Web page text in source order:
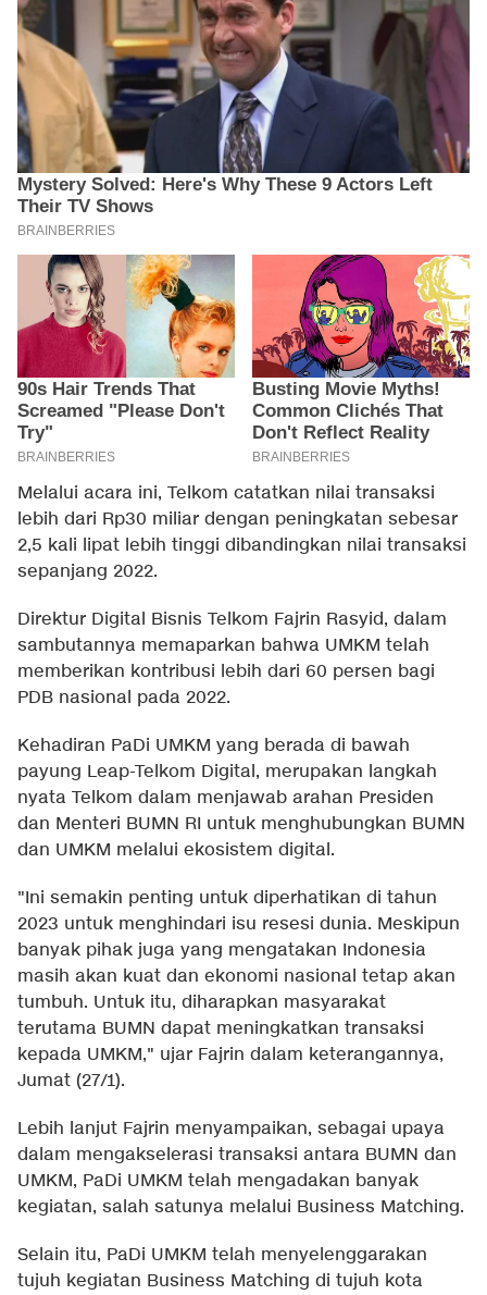
Melalui acara ini, Telkom catatkan nilai transaksi
lebih dari Rp30 miliar dengan peningkatan sebesar
2,5 kali lipat lebih tinggi dibandingkan nilai transaksi
sepanjang 2022.
Direktur Digital Bisnis Telkom Fajrin Rasyid, dalam
sambutannya memaparkan bahwa UMKM telah
memberikan kontribusi lebih dari 60 persen bagi
PDB nasional pada 2022.
Kehadiran PaDi UMKM yang berada di bawah
payung Leap-Telkom Digital, merupakan langkah
nyata Telkom dalam menjawab arahan Presiden
dan Menteri BUMN RI untuk menghubungkan BUMN
dan UMKM melalui ekosistem digital.
"Ini semakin penting untuk diperhatikan di tahun
2023 untuk menghindari isu resesi dunia. Meskipun
banyak pihak juga yang mengatakan Indonesia
masih akan kuat dan ekonomi nasional tetap akan
tumbuh. Untuk itu, diharapkan masyarakat
terutama BUMN dapat meningkatkan transaksi
kepada UMKM," ujar Fajrin dalam keterangannya,
Jumat (27/1).
Lebih lanjut Fajrin menyampaikan, sebagai upaya
dalam mengakselerasi transaksi antara BUMN dan
UMKM, PaDi UMKM telah mengadakan banyak
kegiatan, salah satunya melalui Business Matching.
Selain itu, PaDi UMKM telah menyelenggarakan
tujuh kegiatan Business Matching di tujuh kota